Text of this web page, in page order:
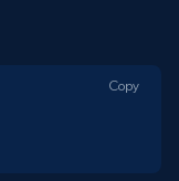
Copy